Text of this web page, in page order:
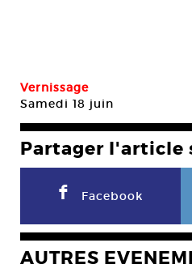
Vernissage
Samedi 18 juin
Partager l'article
F Facebook
AUTRES